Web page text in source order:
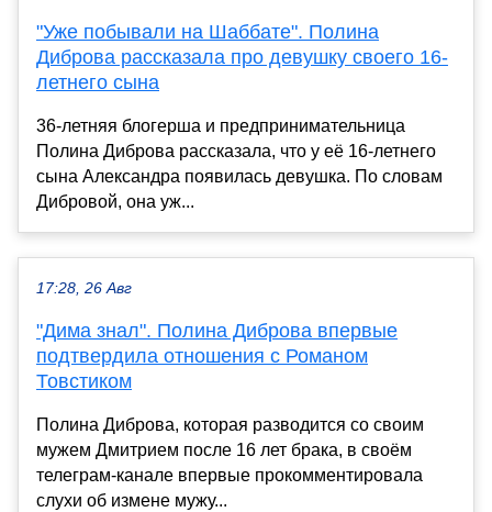
"Уже побывали на Шаббате". Полина
Диброва рассказала про девушку своего 16-
летнего сына
36-летняя блогерша и предпринимательница
Полина Диброва рассказала, что у её 16-летнего
сына Александра появилась девушка. По словам
Дибровой, она уж...
17:28, 26 Авг
"Дима знал". Полина Диброва впервые
подтвердила отношения с Романом
Товстиком
Полина Диброва, которая разводится со своим
мужем Дмитрием после 16 лет брака, в своём
телеграм-канале впервые прокомментировала
слухи об измене мужу...